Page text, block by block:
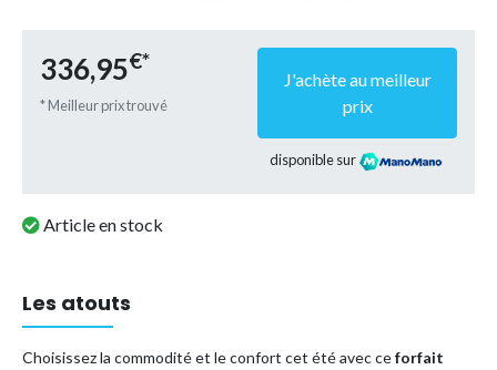
336,95€*
* Meilleur prix trouvé
J'achète au meilleur
prix
disponible sur
Article en stock
Les atouts
Choisissez la commodité et le confort cet été avec ceforfait